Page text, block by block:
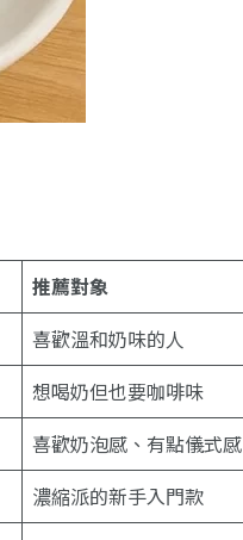
推薦對象
喜歡溫和奶味的人
想喝奶但也要咖啡味
喜歡奶泡感、有點儀式感
濃縮派的新手入門款